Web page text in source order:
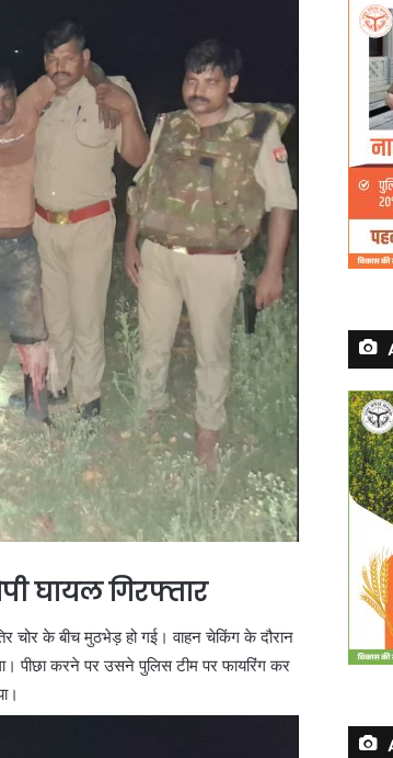
घायल गिरफ्तार
चोर के बीच मुठभेड़ हो गई। वाहन चेकिंग के दौरान
पीछा करने पर उसने पुलिस टीम पर फायरिंग कर